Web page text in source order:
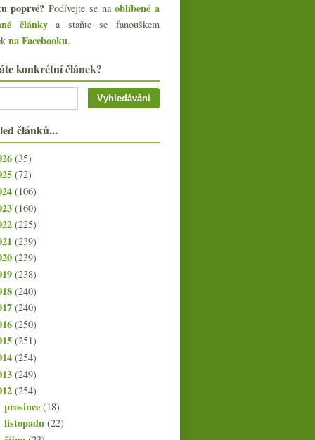
poprvé? Podívejte se naoblíbené a
článkya staňte se fanouškem
na Facebooku.
konkrétní článek?
článků...
(35)
(72)
(106)
(160)
(225)
(239)
(239)
(238)
(240)
(240)
(250)
(251)
(254)
(249)
(254)
prosince(18)
listopadu(22)